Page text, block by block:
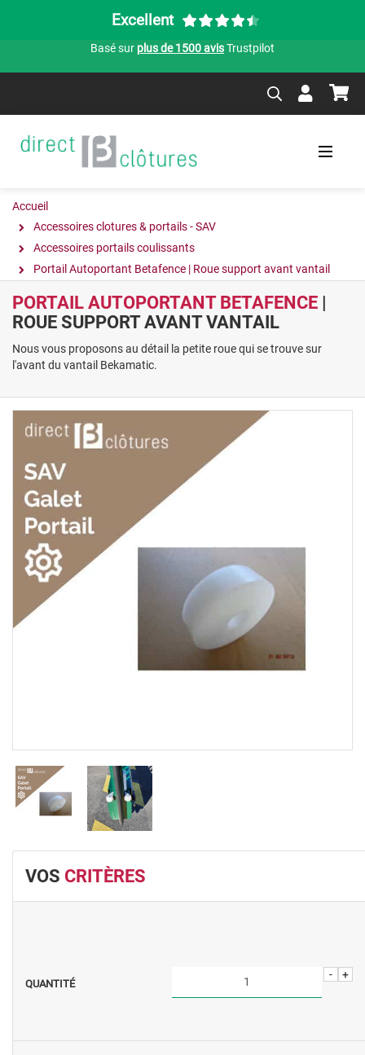
Excellent
Basé sur plus de 1500 avisTrustpilot
Accueil
Accessoires clotures & portails - SAV
Accessoires portails coulissants
Portail Autoportant Betafence | Roue support avant vantail
PORTAIL AUTOPORTANT BETAFENCE |
ROUE SUPPORT AVANT VANTAIL
Nous vous proposons au détail la petite roue qui se trouve sur
l'avant du vantail Bekamatic.
VOS CRITÈRES
QUANTITÉ
+
-